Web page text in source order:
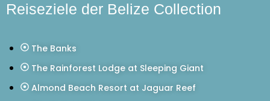
Reiseziele der Belize Collection
The Banks
The Rainforest Lodge at Sleeping Giant
Almond Beach Resort at Jaguar Reef